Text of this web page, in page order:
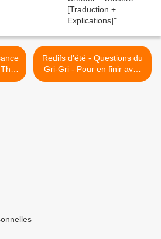
Redifs d'été - Questions du
Gri-Gri - Pour en finir avec
Christophe Barbier - juin